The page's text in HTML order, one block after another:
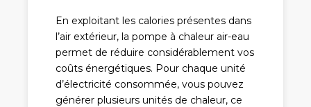
En exploitant les calories présentes dans
l’air extérieur, la pompe à chaleur air-eau
permet de réduire considérablement vos
coûts énergétiques. Pour chaque unité
d’électricité consommée, vous pouvez
générer plusieurs unités de chaleur, ce